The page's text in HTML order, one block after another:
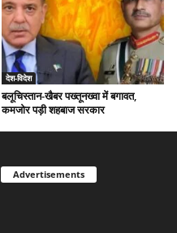
देश-विदेश
बलूचिस्तान-खैबर पख्तूनख्वा में बगावत,
कमजोर पड़ी शहबाज सरकार
Advertisements